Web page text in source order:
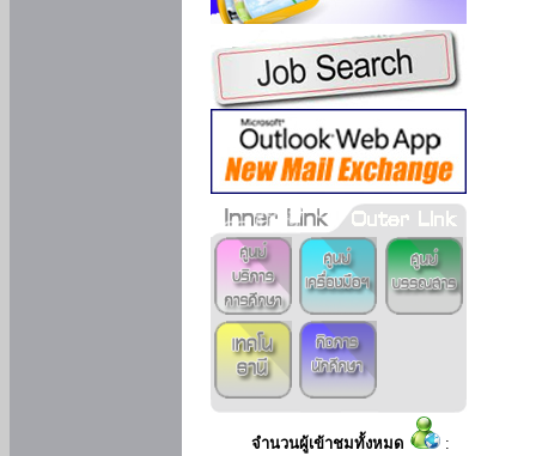
จำนวนผู้เข้าชมทั้งหมด :